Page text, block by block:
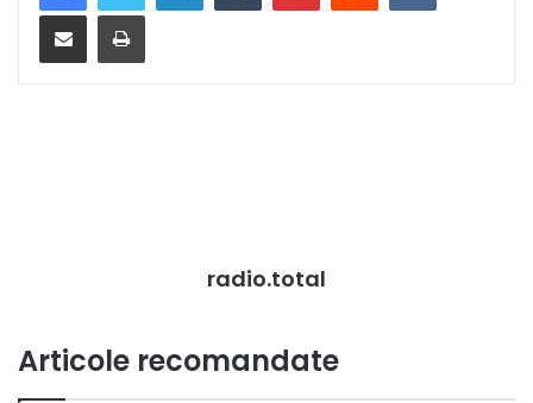
Distribuie prin mail Tipărește
radio.total
Articole recomandate